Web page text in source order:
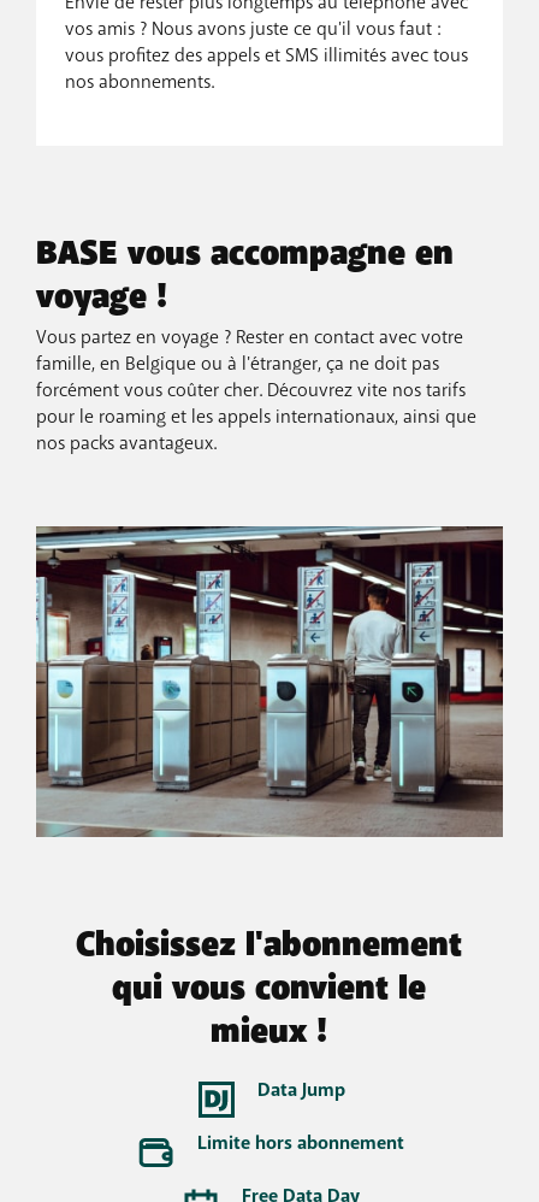
vos amis ? Nous avons juste ce qu'il vous faut :
vous profitez des appels et SMS illimités avec tous
nos abonnements.
BASE vous accompagne en
voyage !
Vous partez en voyage ? Rester en contact avec votre
famille, en Belgique ou à l'étranger, ça ne doit pas
forcément vous coûter cher. Découvrez vite nos tarifs
pour le roaming et les appels internationaux, ainsi que
nos packs avantageux.
Choisissez l'abonnement
qui vous convient le
mieux !
Data Jump
Limite hors abonnement
Free Data Day